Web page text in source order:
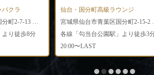
クラ
宮城県仙台市青葉区国分町2-7-13 ピースビルII 3F
り徒歩8分
仙台・国分町高級ラウンジ
宮城県仙台市青葉区国分町2-15-2 グランパレビル4F
各線「勾当台公園駅」より徒歩3分
20:00〜LAST